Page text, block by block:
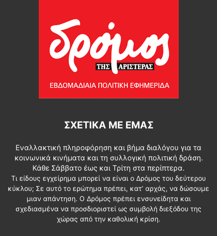
ΣΧΕΤΙΚΆ ΜΕ ΕΜΆΣ
Εναλλακτική πληροφόρηση και βήμα διαλόγου για τα
κοινωνικά κινήματα και τη συλλογική πολιτική δράση.
Κάθε Σάββατο έως και Τρίτη στα περίπτερα.
Τι είδους εγχείρημα μπορεί να είναι ο Δρόμος του δεύτερου
κύκλου; Σε αυτό το ερώτημα πρέπει, κατ’ αρχάς, να δώσουμε
μιαν απάντηση. Ο Δρόμος πρέπει ενσυνείδητα και
σχεδιασμένα να προσδιοριστεί ως συμβολή διεξόδου της
χώρας από την καθολική κρίση.